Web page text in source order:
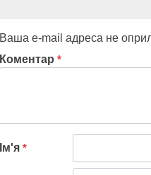
Ваша e-mail адреса не
Коментар *
Ім'я *